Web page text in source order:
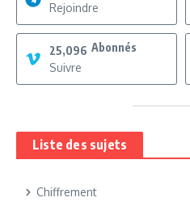
Rejoindre
25,096 Abonnés
Suivre
Liste des sujets
Chiffrement